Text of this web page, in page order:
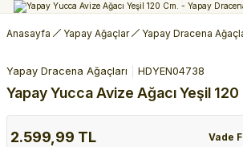
Anasayfa Yapay Ağaçlar Yapay Dracena
Yapay Dracena Ağaçları HDYEN04738
Yapay Yucca Avize Ağacı Yeşil 120
2.599,99 TL Vade